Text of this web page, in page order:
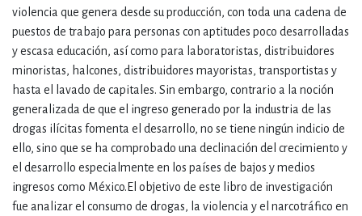
violencia que genera desde su producción, con toda una cadena de
puestos de trabajo para personas con aptitudes poco desarrolladas
y escasa educación, así como para laboratoristas, distribuidores
minoristas, halcones, distribuidores mayoristas, transportistas y
hasta el lavado de capitales. Sin embargo, contrario a la noción
generalizada de que el ingreso generado por la industria de las
drogas ilícitas fomenta el desarrollo, no se tiene ningún indicio de
ello, sino que se ha comprobado una declinación del crecimiento y
el desarrollo especialmente en los países de bajos y medios
ingresos como México.El objetivo de este libro de investigación
fue analizar el consumo de drogas, la violencia y el narcotráfico en